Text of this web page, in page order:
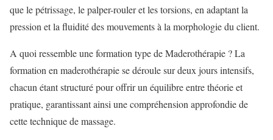
que le pétrissage, le palper-rouler et les torsions, en adaptant la
pression et la fluidité des mouvements à la morphologie du client.
A quoi ressemble une formation type de Maderothérapie ? La
formation en maderothérapie se déroule sur deux jours intensifs,
chacun étant structuré pour offrir un équilibre entre théorie et
pratique, garantissant ainsi une compréhension approfondie de
cette technique de massage.